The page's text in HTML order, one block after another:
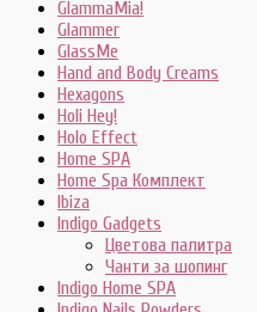
GlammaMia!
Glammer
GlassMe
Hand and Body Creams
Hexagons
Holi Hey!
Holo Effect
Home SPA
Home Spa Комплект
Ibiza
Indigo Gadgets
Цветова палитра
Чанти за шопинг
Indigo Home SPA